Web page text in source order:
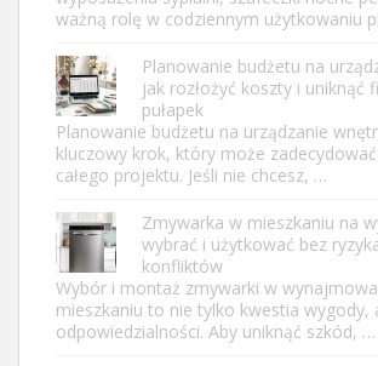
ważną rolę w codziennym użytkowaniu
Planowanie budżetu na
jak rozłożyć koszty i uniknąć
pułapek
Planowanie budżetu na urządzanie
kluczowy krok, który może
całego projektu. Jeśli nie chcesz, …
Zmywarka w mieszkaniu na
wybrać i użytkować bez
konfliktów
Wybór i montaż zmywarki w
mieszkaniu to nie tylko kwestia wygody,
odpowiedzialności. Aby uniknąć szkód, …